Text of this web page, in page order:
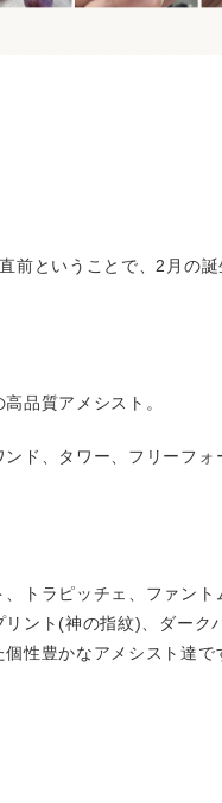
前ということで、2月の誕
品質アメシスト。
ンド、タワー、フリーフ
、トラピッチェ、ファント
リント(神の指紋)、ダーク
個性豊かなアメシスト達で